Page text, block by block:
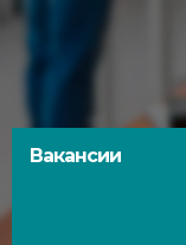
Вакансии